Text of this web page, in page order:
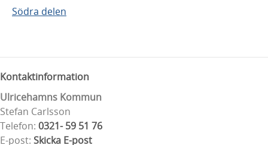
Södra delen
Kontaktinformation
Ulricehamns Kommun
Stefan Carlsson
Telefon: 0321- 59 51 76
E-post: Skicka E-post